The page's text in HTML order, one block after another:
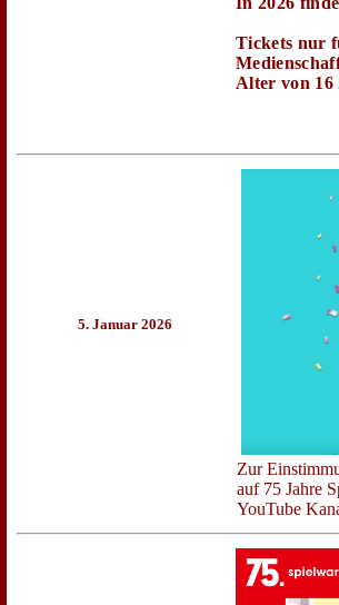
Tickets nur
Alter von 16
5. Januar 2026
Zur
auf 75 Jahre
YouTube